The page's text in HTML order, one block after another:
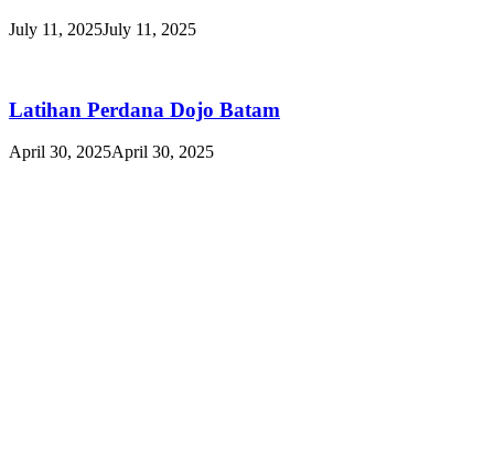
July 11, 2025July 11, 2025
Latihan Perdana Dojo Batam
April 30, 2025April 30, 2025